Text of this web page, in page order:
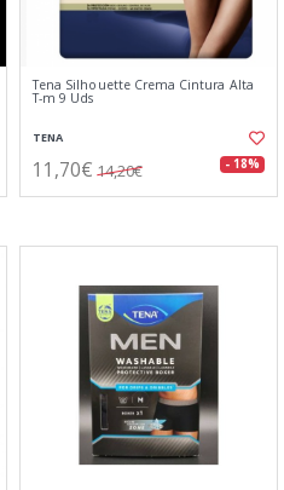
Tena Silhouette Crema Cintura Alta
T-m 9 Uds
TENA
11,70€ 14,20€ - 18%